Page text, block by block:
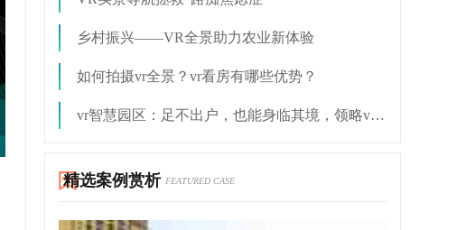
乡村振兴——VR全景助力农业新体验
如何拍摄vr全景？vr看房有哪些优势？
vr智慧园区：足不出户，也能身临其境，领略vr园区的风采
精选案例赏析 FEATURED CASE